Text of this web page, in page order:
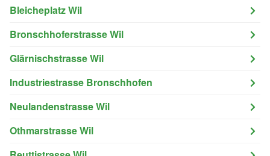
Bleicheplatz Wil
Bronschhoferstrasse Wil
Glärnischstrasse Wil
Industriestrasse Bronschhofen
Neulandenstrasse Wil
Othmarstrasse Wil